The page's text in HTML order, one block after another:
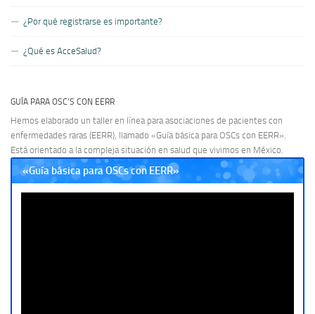
¿Por qué registrarse es importante?
¿Qué es AcceSalud?
GUÍA PARA OSC’S CON EERR
Hemos elaborado un taller en línea para asociaciones de pacientes con
enfermedades raras (EERR), llamado «Guía básica para OSCs con EERR».
Está orientado a la compleja situación en salud que vivimos en México.
«Guía básica para OSCs con EERR»